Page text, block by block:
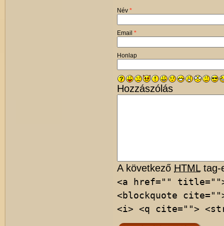
Név *
Email *
Honlap
Hozzászólás
A következő HTMLtag-
<a href=""
<blockquote
<i> <q cite="">